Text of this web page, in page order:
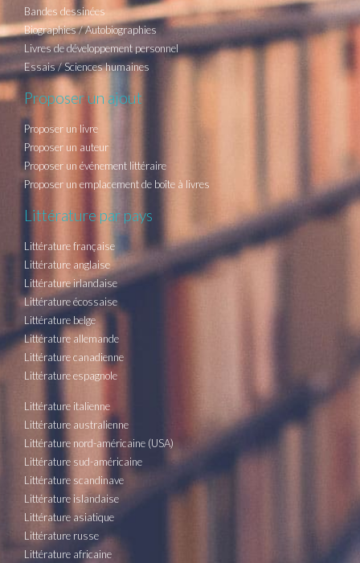
Bandes dessinées
Biographies / Autobiographies
Livres de développement personnel
Essais / Sciences humaines
Proposer un ajout
Proposer un livre
Proposer un auteur
Proposer un événement littéraire
Proposer un emplacement de boîte à livres
Littérature par pays
Littérature française
Littérature anglaise
Littérature irlandaise
Littérature écossaise
Littérature belge
Littérature allemande
Littérature canadienne
Littérature espagnole
Littérature italienne
Littérature australienne
Littérature nord-américaine (USA)
Littérature sud-américaine
Littérature scandinave
Littérature islandaise
Littérature asiatique
Littérature russe
Littérature africaine